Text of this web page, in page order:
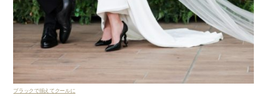
ブラックで揃えてクールに